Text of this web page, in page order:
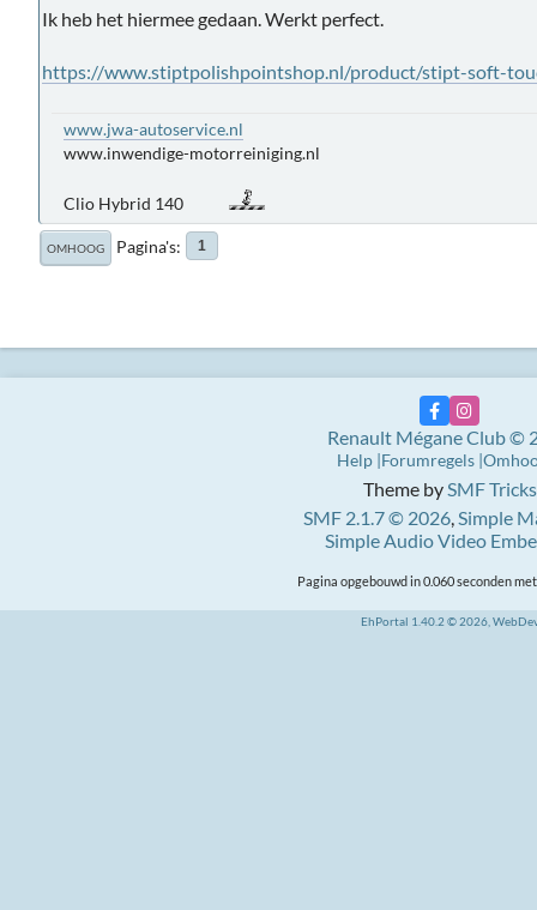
Ik heb het hiermee gedaan. Werkt perfect.
https://www.stiptpolishpointshop.nl/product/stipt-soft-
www.jwa-autoservice.nl
www.inwendige-motorreiniging.nl
Clio Hybrid 140
OMHOOG Pagina's 1
Theme bySMF Tricks
SMF 2.1.7 © 2026,Simple
Simple Audio Video
Renault Mégane Club ©
Help Forumregels
Pagina opgebouwd in 0.060 seconden
EhPortal 1.40.2 © 2026,